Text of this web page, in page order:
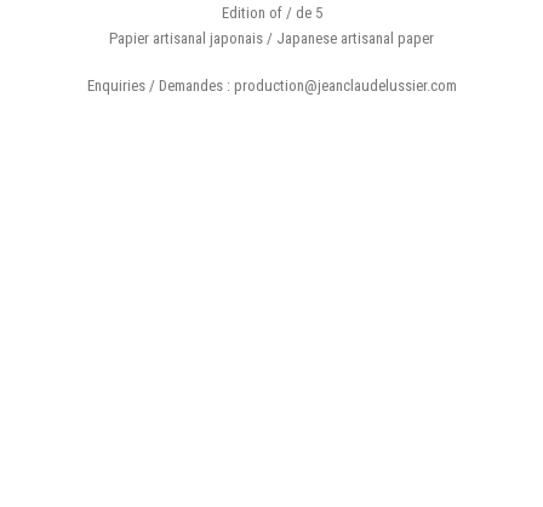
Edition of / de 5
Papier artisanal japonais / Japanese artisanal paper
Enquiries / Demandes : production@jeanclaudelussier.com